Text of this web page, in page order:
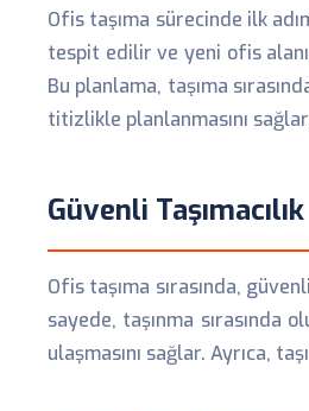
Ofis taşıma sürecinde ilk
tespit edilir ve yeni ofis
Bu planlama, taşıma
titizlikle planlanmasını
Güvenli Taşımacılık
Ofis taşıma sırasında,
sayede, taşınma sırasında
ulaşmasını sağlar. Ayrıca,